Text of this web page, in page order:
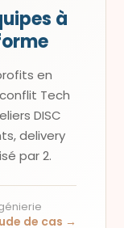
à
en
Tech
DISC
delivery
par 2.
de cas →